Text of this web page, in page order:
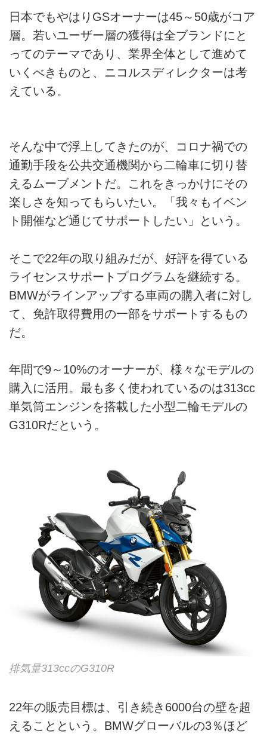
日本でもやはりGSオーナーは45～50歳がコア
層。若いユーザー層の獲得は全ブランドにと
ってのテーマであり、業界全体として進めて
いくべきものと、ニコルスディレクターは考
えている。
そんな中で浮上してきたのが、コロナ禍での
通勤手段を公共交通機関から二輪車に切り替
えるムーブメントだ。これをきっかけにその
楽しさを知ってもらいたい。「我々もイベン
ト開催など通じてサポートしたい」という。
そこで22年の取り組みだが、好評を得ている
ライセンスサポートプログラムを継続する。
BMWがラインアップする車両の購入者に対し
て、免許取得費用の一部をサポートするもの
だ。
年間で9～10%のオーナーが、様々なモデルの
購入に活用。最も多く使われているのは313cc
単気筒エンジンを搭載した小型二輪モデルの
G310Rだという。
排気量313ccのG310R
22年の販売目標は、引き続き6000台の壁を超
えることという。BMWグローバルの3％ほど